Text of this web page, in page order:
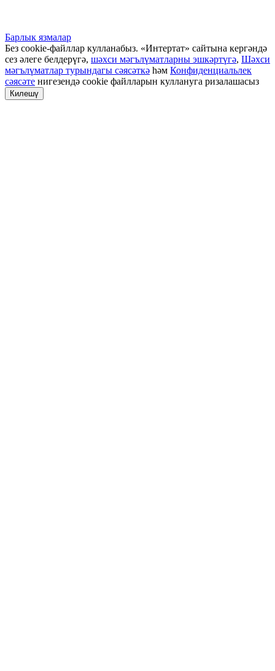
Барлык язмалар
Без cookie-файллар кулланабыз. «Интертат» сайтына кергәндә
сез әлеге белдерүгә, шәхси мәгълүматларны эшкәртүгә, Шәхси
мәгълүматлар турындагы сәясәткә һәм Конфиденциальлек
сәясәте нигезендә cookie файлларын куллануга ризалашасыз
Килешү